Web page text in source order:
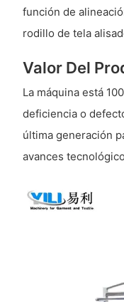
función de
rodillo de tela
Valor Del
La máquina está
deficiencia o
última generación
avances